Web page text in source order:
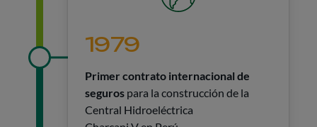
1979
Primer contrato internacional de
seguros para la construcción de la
Central Hidroeléctrica